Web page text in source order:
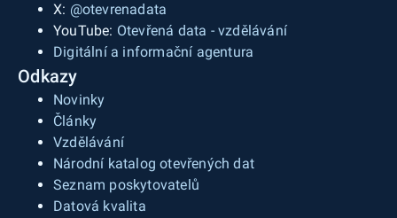
X: @otevrenadata
YouTube: Otevřená data - vzdělávání
Digitální a informační agentura
Odkazy
Novinky
Články
Vzdělávání
Národní katalog otevřených dat
Seznam poskytovatelů
Datová kvalita